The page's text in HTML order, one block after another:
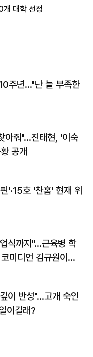
대학 선정
주년…"난 늘 부족한
아줘"…진태현, '이숙
공개
'·15호 '찬홈' 현재 위
식까지"…근육병 학
미디언 김규원이었
이 반성"…고개 숙인
이길래?